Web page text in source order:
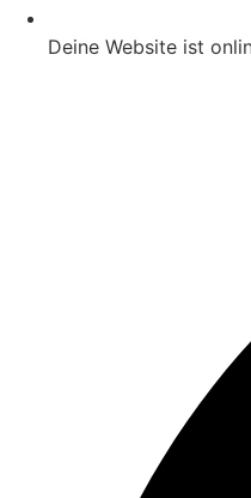
Deine Website ist